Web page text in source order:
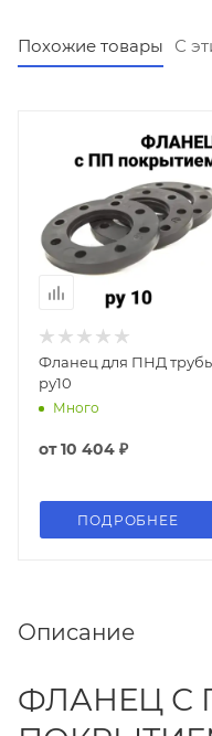
Похожие товары С
Фланец для ПНД
ру10
Много
от10 404 ₽
ПОДРОБНЕЕ
Описание
ФЛАНЕЦ С